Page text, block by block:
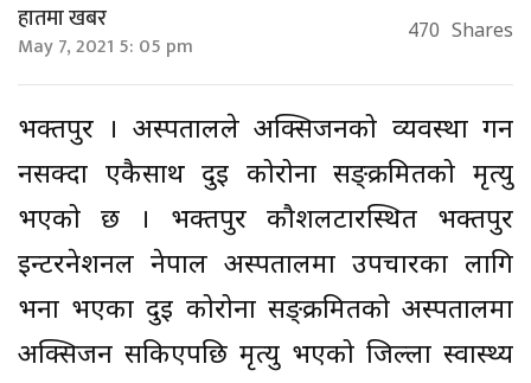
हातमा खबर
May 7, 2021 5: 05 pm 470 Shares
भक्तपुर । अस्पतालले अक्सिजनको व्यवस्था गर्न
नसक्दा एकैसाथ दुई कोरोना सङ्क्रमितको मृत्यु
भएको छ । भक्तपुर कौशलटारस्थित भक्तपुर
इन्टरनेशनल नेपाल अस्पतालमा उपचारका लागि
भर्ना भएका दुई कोरोना सङ्क्रमितको अस्पतालमा
अक्सिजन सकिएपछि मृत्यु भएको जिल्ला स्वास्थ्य